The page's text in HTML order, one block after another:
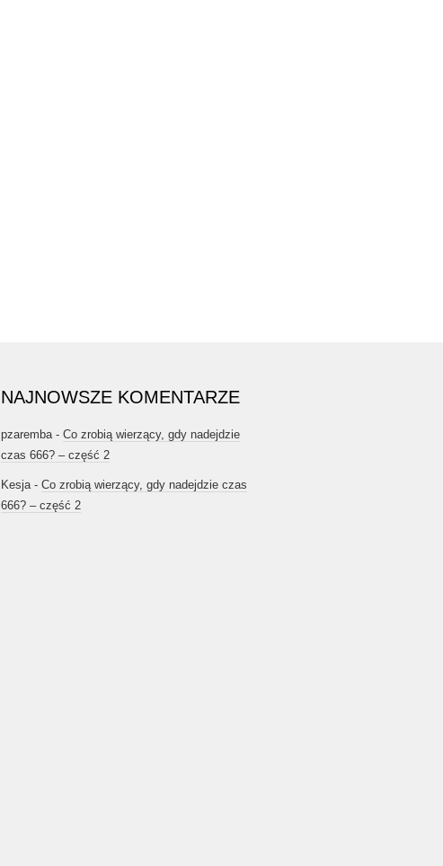
NAJNOWSZE KOMENTARZE
pzaremba- Co zrobią wierzący, gdy nadejdzie
czas 666? – część 2
Kesja- Co zrobią wierzący, gdy nadejdzie czas
666? – część 2